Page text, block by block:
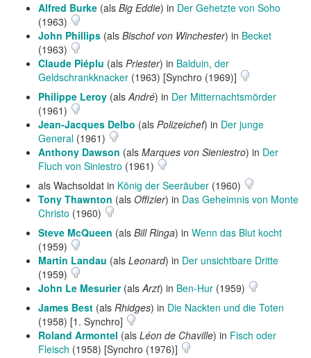
Alfred Burke (als Big Eddie) in Der Gehetzte von Soho
(1963)
John Phillips (als Bischof von Winchester) in Becket
(1963)
Claude Piéplu (als Priester) in Balduin, der
Geldschrankknacker (1963) [Synchro (1969)]
Philippe Leroy (alsAndré) in Der Mitternachtsmörder
(1961)
Jean-Jacques Delbo (als Polizeichef) in Der junge
General (1961)
Anthony Dawson (als Marques von Sieniestro) in Der
Fluch von Siniestro (1961)
als Wachsoldat in König der Seeräuber (1960)
Tony Thawnton (als Offizier) in Das Geheimnis von Monte
Christo (1960)
Steve McQueen (als Bill Ringa) in Wenn das Blut kocht
(1959)
Martin Landau (als Leonard) in Der unsichtbare Dritte
(1959)
John Le Mesurier(alsArzt) in Ben-Hur (1959)
James Best (als Rhidges) in Die Nackten und die Toten
(1958) [1. Synchro]
Roland Armontel (als Léon de Chaville) in Fisch oder
Fleisch (1958) [Synchro (1976)]